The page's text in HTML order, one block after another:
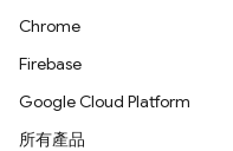
Chrome
Firebase
Google Cloud Platform
所有產品